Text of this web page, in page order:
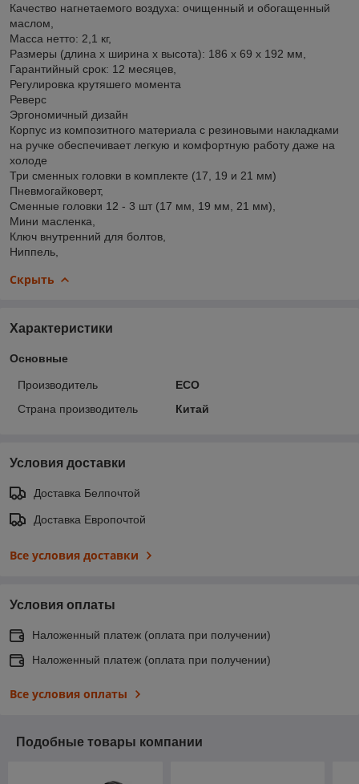
Качество нагнетаемого воздуxа: очищенный и обогащенный
маслом,
Масса нетто: 2,1 кг,
Размеры (длина x ширина x высота): 186 x 69 x 192 мм,
Гарантийный срок: 12 месяцев,
Регулировка крутяшего момента
Реверс
Эргономичный дизайн
Корпус из композитного материала с резиновыми накладками
на ручке обеспечивает легкую и комфортную работу даже на
холоде
Три сменных головки в комплекте (17, 19 и 21 мм)
Пневмогайковерт,
Сменные головки 12 - 3 шт (17 мм, 19 мм, 21 мм),
Мини масленка,
Ключ внутренний для болтов,
Ниппель,
Скрыть
Характеристики
Основные
Производитель
ECO
Страна производитель
Китай
Условия доставки
Доставка Белпочтой
Доставка Европочтой
Все условия доставки
Условия оплаты
Наложенный платеж (оплата при получении)
Наложенный платеж (оплата при получении)
Все условия оплаты
Подобные товары компании